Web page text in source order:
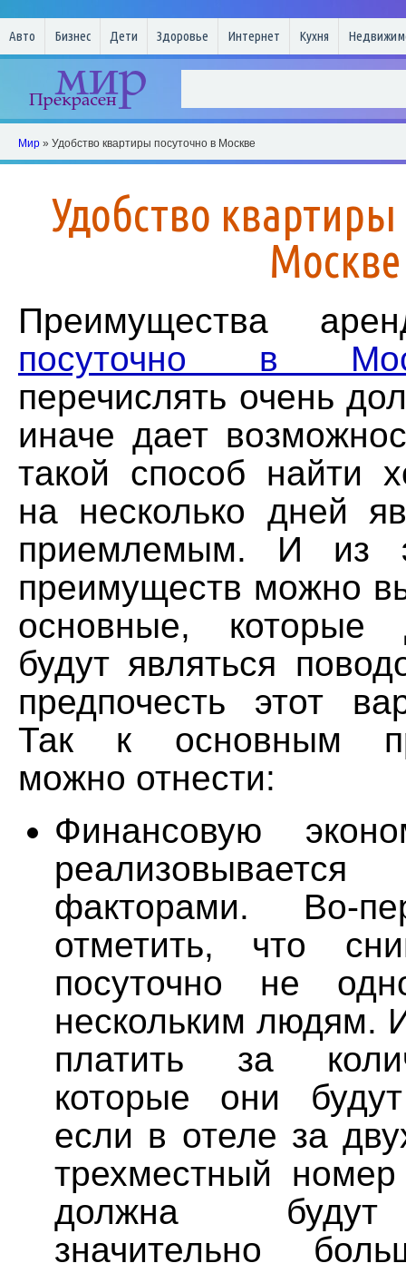
Авто Бизнес Дети Здоровье Интернет Кухня
Мир » Удобство квартиры посуточно в Москве
Удобство
Москве
Преимущества
посуточно в
перечислять очень
иначе дает
такой способ найти
на несколько дней
приемлемым. И из
преимуществ можно
основные, которые
будут являться
предпочесть этот
Так к основным
можно отнести:
Финансовую
факторами. Во-
отметить, что
посуточно не
нескольким людям.
платить за
которые они
если в отеле за
трехместный
должна будут
значительно